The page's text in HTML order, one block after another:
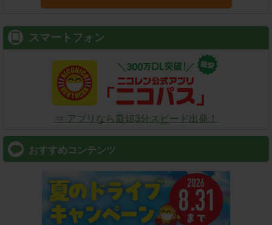
スマートフォン
⇒ アプリなら最短3分スピード出発！
おすすめコンテンツ